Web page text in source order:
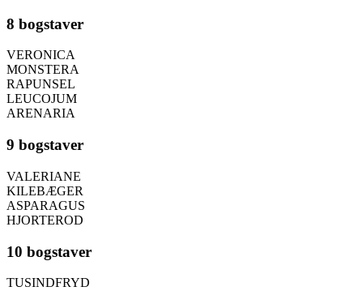
8 bogstaver
VERONICA
MONSTERA
RAPUNSEL
LEUCOJUM
ARENARIA
9 bogstaver
VALERIANE
KILEBÆGER
ASPARAGUS
HJORTEROD
10 bogstaver
TUSINDFRYD